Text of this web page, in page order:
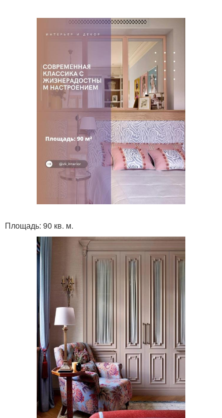
Площадь: 90 кв. м.